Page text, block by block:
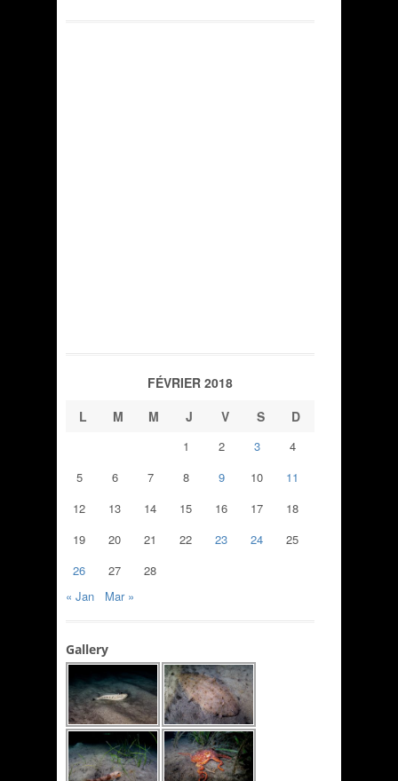
FÉVRIER 2018
L
M M J V S D
1 2 3
4
5
6 7 8 9 10
11
12
13 14 15 16 17
18
19
20 21 22 23 24
25
26
27
28
« Jan
Mar »
Gallery